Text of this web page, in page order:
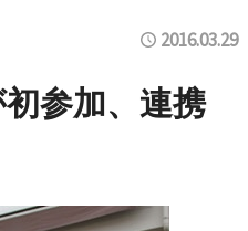
2016.03.29
参加、連携